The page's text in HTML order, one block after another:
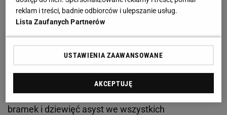
proponowali. Barcelona odmówiła
Jak ujawnił Andy Bara, agent piłkarski m.in.
wspomnianego Olmo, Barcelona otrzymała bajeczną
ofertę za Lamine'a Yamala. To młody i utalentowany
zawodnik, który w minionym sezonie zrobił
prawdziwą furorę w Hiszpanii. Zdobył siedem
bramek i dziewięć asyst we wszystkich
reklam i treści, badnie odbiorców i ulepszanie usług.
Lista Zaufanych Partnerów
USTAWIENIA ZAAWANSOWANE
AKCEPTUJĘ